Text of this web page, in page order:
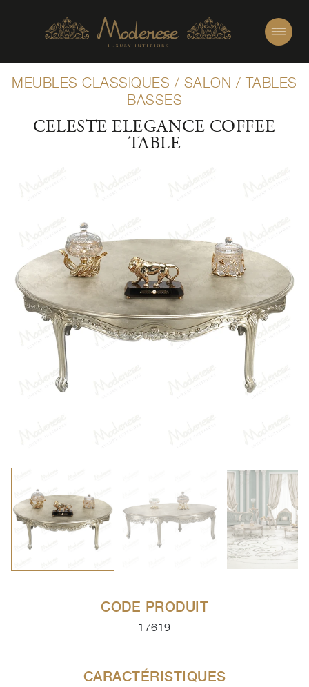
MEUBLES CLASSIQUES / SALON / TABLES
BASSES
CELESTE ELEGANCE COFFEE
TABLE
CODE PRODUIT
17619
CARACTÉRISTIQUES